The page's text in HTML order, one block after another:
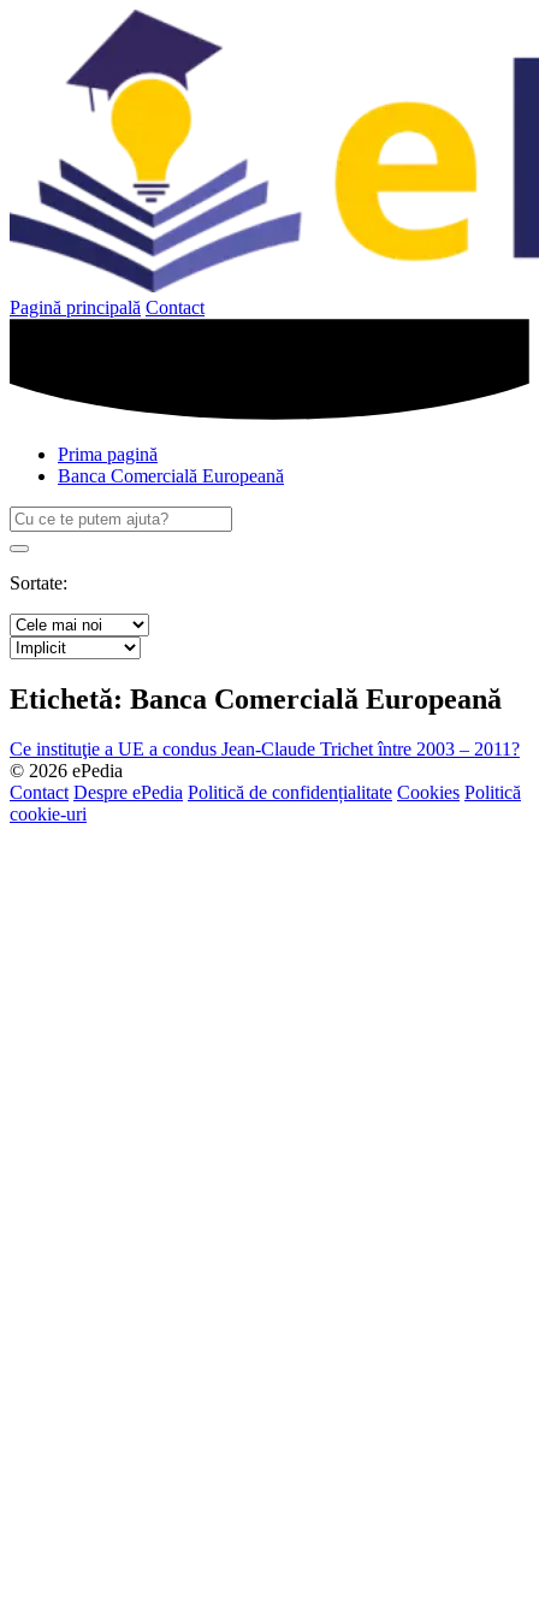
Pagină principală Contact
Prima pagină
Banca Comercială Europeană
Caută
după:
Search
Sortate:
Etichetă: Banca Comercială Europeană
Ce instituţie a UE a condus Jean-Claude Trichet între 2003 – 2011?
© 2026 ePedia
Contact Despre ePedia Politică de confidențialitate Cookies Politică
cookie-uri